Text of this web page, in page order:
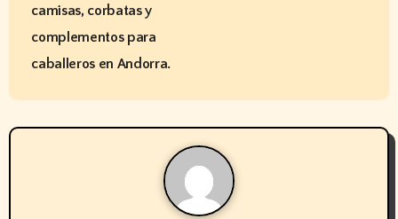
a
c
camisas, corbatas y
complementos para
caballeros en Andorra.